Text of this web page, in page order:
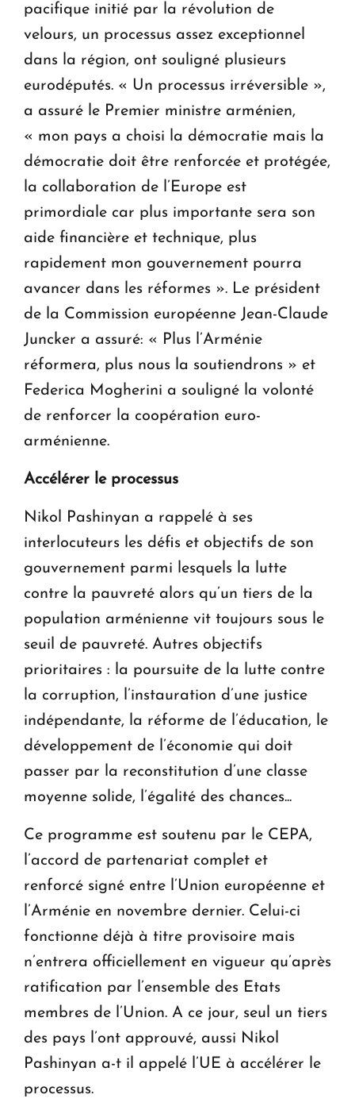
pacifique initié par la révolution de
velours, un processus assez exceptionnel
dans la région, ont souligné plusieurs
eurodéputés. « Un processus irréversible »,
a assuré le Premier ministre arménien,
« mon pays a choisi la démocratie mais la
démocratie doit être renforcée et protégée,
la collaboration de l’Europe est
primordiale car plus importante sera son
aide financière et technique, plus
rapidement mon gouvernement pourra
avancer dans les réformes ». Le président
de la Commission européenne Jean-Claude
Juncker a assuré: « Plus l’Arménie
réformera, plus nous la soutiendrons » et
Federica Mogherini a souligné la volonté
de renforcer la coopération euro-
arménienne.
Accélérer le processus
Nikol Pashinyan a rappelé à ses
interlocuteurs les défis et objectifs de son
gouvernement parmi lesquels la lutte
contre la pauvreté alors qu’un tiers de la
population arménienne vit toujours sous le
seuil de pauvreté. Autres objectifs
prioritaires : la poursuite de la lutte contre
la corruption, l’instauration d’une justice
indépendante, la réforme de l’éducation, le
développement de l’économie qui doit
passer par la reconstitution d’une classe
moyenne solide, l’égalité des chances...
Ce programme est soutenu par le CEPA,
l’accord de partenariat complet et
renforcé signé entre l’Union européenne et
l’Arménie en novembre dernier. Celui-ci
fonctionne déjà à titre provisoire mais
n’entrera officiellement en vigueur qu’après
ratification par l’ensemble des Etats
membres de l’Union. A ce jour, seul un tiers
des pays l’ont approuvé, aussi Nikol
Pashinyan a-t il appelé l’UE à accélérer le
processus.